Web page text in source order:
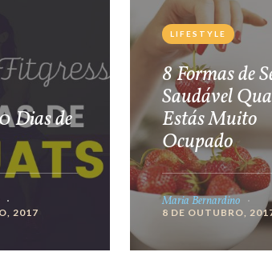
Dias de
2017
LIFESTYLE
8 Formas de
Saudável
Estás Muito
Ocupado
Maria Bernardino
8 DE OUTUBRO,